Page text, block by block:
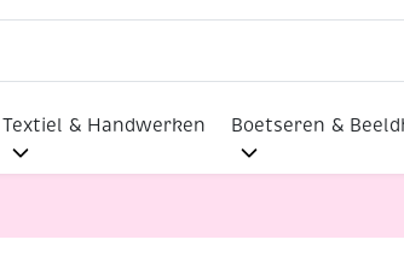
Textiel & Handwerken Boetseren &